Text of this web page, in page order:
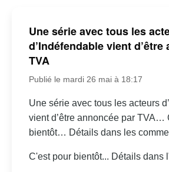
Une série avec tous les
d’Indéfendable vient d’être
TVA
Publié le mardi 26 mai à 18:17
Une série avec tous les acteurs
vient d’être annoncée par TVA…
bientôt… Détails dans les
C'est pour bientôt... Détails dans